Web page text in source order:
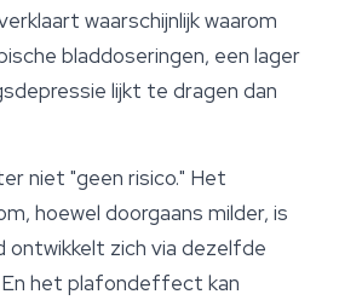
waarschijnlijk waarom
bladdoseringen, een lager
lijkt te dragen dan
niet "geen risico." Het
hoewel doorgaans milder, is
ontwikkelt zich via dezelfde
het plafondeffect kan